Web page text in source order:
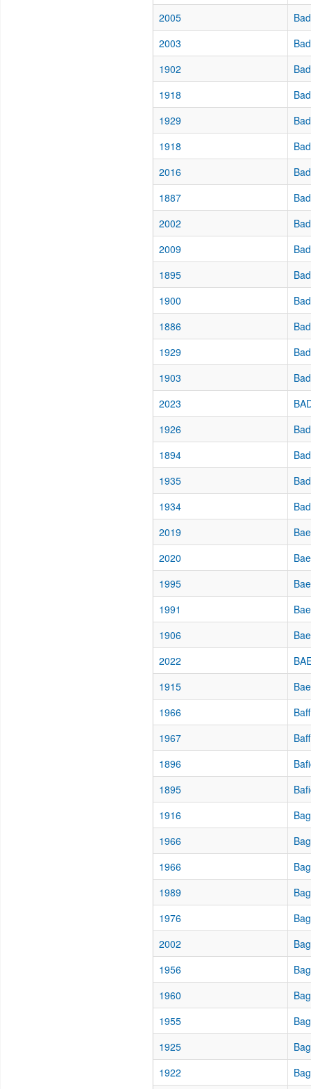
2005
2003
1902
1918
1929
1918
2016
1887
2002
2009
1895
1900
1886
1929
1903
2023
1926
1894
1935
1934
2019
2020
1995
1991
1906
2022
1915
1966
1967
1896
1895
1916
1966
1966
1989
1976
2002
1956
1960
1955
1925
1922